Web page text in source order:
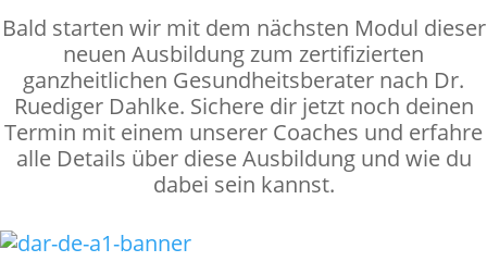
Bald starten wir mit dem nächsten Modul dieser
neuen Ausbildung zum zertifizierten
ganzheitlichen Gesundheitsberater nach Dr.
Ruediger Dahlke. Sichere dir jetzt noch deinen
Termin mit einem unserer Coaches und erfahre
alle Details über diese Ausbildung und wie du
dabei sein kannst.